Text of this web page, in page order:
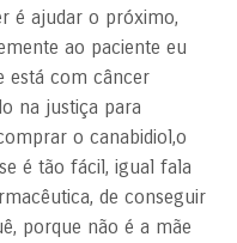
é ajudar o próximo,
ao paciente eu
está com câncer
na justiça para
o canabidiol,o
é tão fácil, igual fala
de conseguir
porque não é a mãe